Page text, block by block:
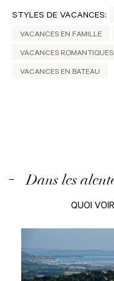
STYLES DE VACANCES:
VACANCES EN FAMILLE
VACANCES
VACANCES EN BATEAU
Dans les
QUOI